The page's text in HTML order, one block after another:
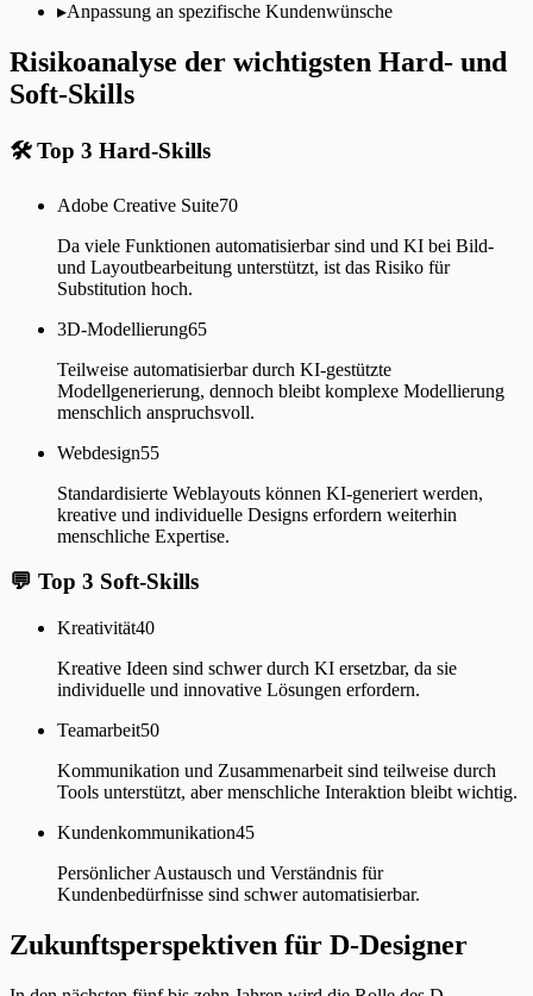
▸Anpassung an spezifische Kundenwünsche
Risikoanalyse der wichtigsten Hard- und
Soft-Skills
🛠Top 3 Hard-Skills
Adobe Creative Suite70
Da viele Funktionen automatisierbar sind und KI bei Bild-
und Layoutbearbeitung unterstützt, ist das Risiko für
Substitution hoch.
3D-Modellierung65
Teilweise automatisierbar durch KI-gestützte
Modellgenerierung, dennoch bleibt komplexe Modellierung
menschlich anspruchsvoll.
Webdesign55
Standardisierte Weblayouts können KI-generiert werden,
kreative und individuelle Designs erfordern weiterhin
menschliche Expertise.
💬 Top 3 Soft-Skills
Kreativität40
Kreative Ideen sind schwer durch KI ersetzbar, da sie
individuelle und innovative Lösungen erfordern.
Teamarbeit50
Kommunikation und Zusammenarbeit sind teilweise durch
Tools unterstützt, aber menschliche Interaktion bleibt wichtig.
Kundenkommunikation45
Persönlicher Austausch und Verständnis für
Kundenbedürfnisse sind schwer automatisierbar.
Zukunftsperspektiven für D-Designer